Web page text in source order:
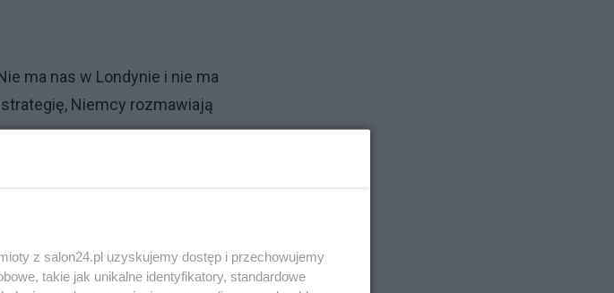
ma nas w Londynie i nie ma
Niemcy rozmawiają
nasze wewnętrzne
z salon24.pl uzyskujemy dostęp i przechowujemy
takie jak unikalne identyfikatory, standardowe